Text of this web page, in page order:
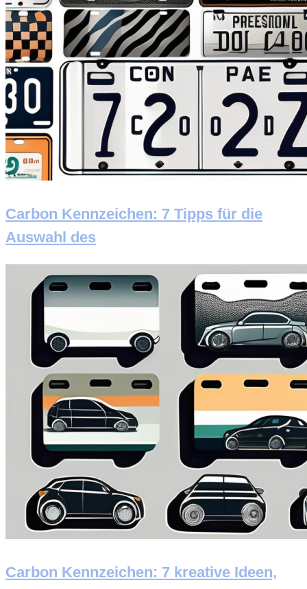
Carbon Kennzeichen: 7 Tipps für die
Auswahl des
Carbon Kennzeichen: 7 kreative Ideen,